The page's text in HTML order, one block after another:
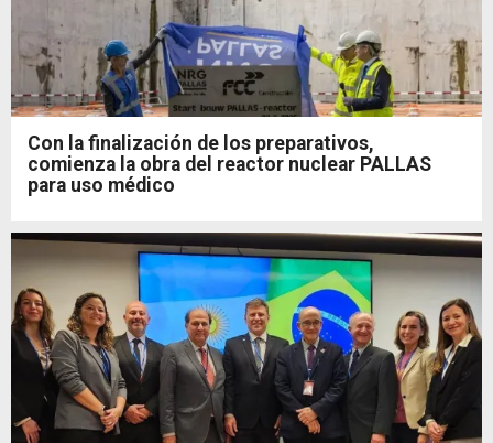
Con la finalización de los preparativos,
comienza la obra del reactor nuclear PALLAS
para uso médico